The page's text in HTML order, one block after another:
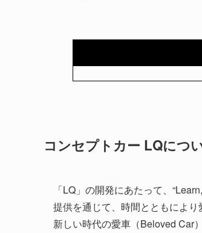
コンセプトカー LQにつ
「LQ」の開発にあたって、
提供を通じて、時間とともにより
新しい時代の愛車（Beloved Car